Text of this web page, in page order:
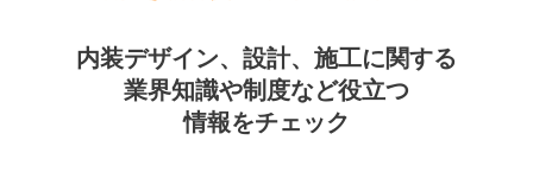
内装デザイン、設計、施工に関する
業界知識や制度など役立つ
情報をチェック